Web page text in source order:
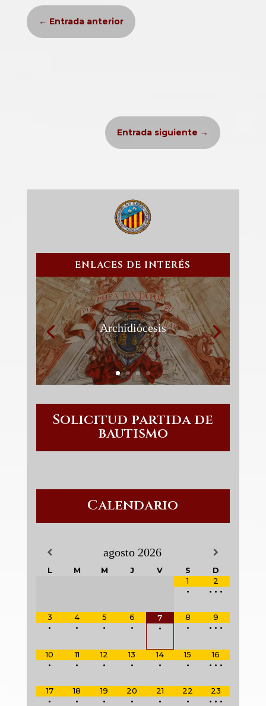
← Entrada anterior
Entrada siguiente →
ENLACES DE INTERÉS
Archidiócesis
Solicitud partida de
bautismo
Calendario
agosto 2026
L M M J V S
D
1
•
2
• • •
3
•
4
•
5
•
6
•
7
•
8
•
9
• • •
10
•
11
•
12
•
13
•
14
•
15
•
16
• • •
17
•
18
•
19
•
20
•
21
•
22
•
23
• • •